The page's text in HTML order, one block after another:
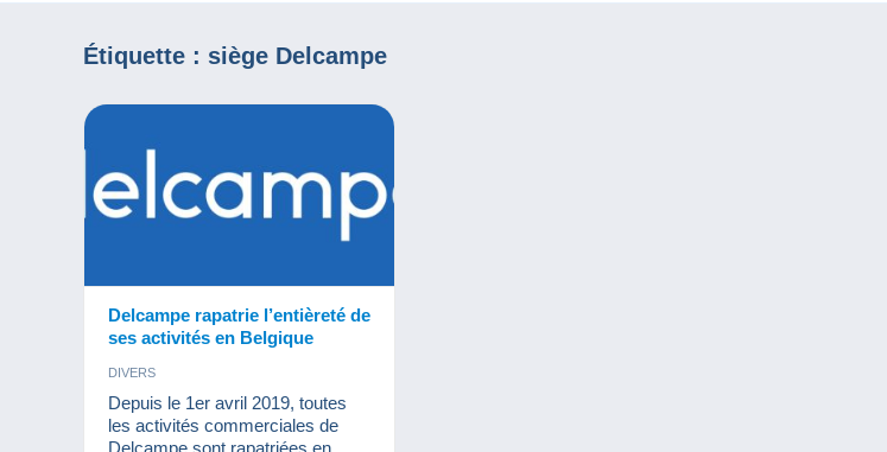
Étiquette : siège Delcampe
Delcampe rapatrie l’entièreté de
ses activités en Belgique
DIVERS
Depuis le 1er avril 2019, toutes
les activités commerciales de
Delcampe sont rapatriées en